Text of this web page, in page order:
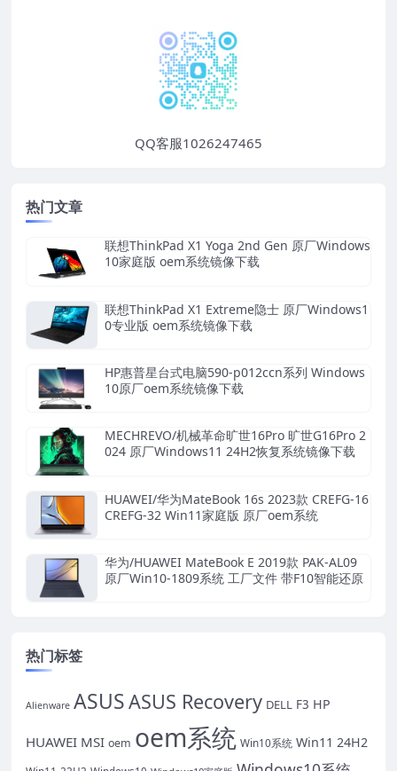
QQ客服1026247465
热门文章
联想ThinkPad X1 Yoga 2nd Gen 原厂Windows
10家庭版 oem系统镜像下载
联想ThinkPad X1 Extreme隐士 原厂Windows1
0专业版 oem系统镜像下载
HP惠普星台式电脑590-p012ccn系列 Windows
10原厂oem系统镜像下载
MECHREVO/机械革命旷世16Pro 旷世G16Pro 2
024 原厂Windows11 24H2恢复系统镜像下载
HUAWEI/华为MateBook 16s 2023款 CREFG-16
CREFG-32 Win11家庭版 原厂oem系统
华为/HUAWEI MateBook E 2019款 PAK-AL09
原厂Win10-1809系统 工厂文件 带F10智能还原
热门标签
Alienware ASUSASUS Recovery DELL F3 HP
HUAWEI MSI oem oem系统 Win10系统 Win11 24H2